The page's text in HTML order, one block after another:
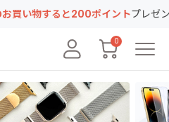
すると200ポイントプレゼント！
0